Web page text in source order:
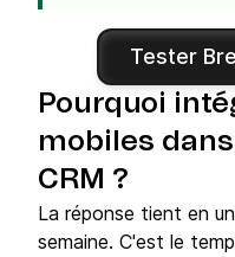
Tester
Pourquoi
mobiles
CRM ?
La réponse tient en
semaine. C'est le